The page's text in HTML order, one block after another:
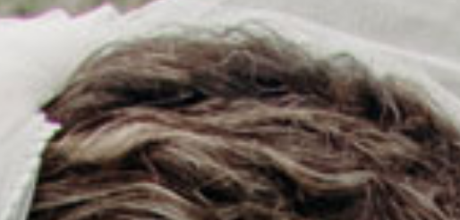
consectetur. Maecenas faucibus mollis interdum.
Maecenas faucibus mollis interdum. Etiam porta
sem malesuada magna mollis euismod.